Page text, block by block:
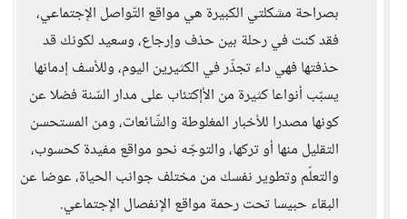
بصراحة مشكلتي الكبيرة هي مواقع التّواصل الإجتماعي،
فقد كنت في رحلة بين حذف وإرجاع، وسعيد لكونك قد
حذفتها فهي داء تجذّر في الكثيرين اليوم، وللأسف إدمانها
يسبّب أنواعا كثيرة من الأإكتئاب على مدار السّنة فضلا عن
كونها مصدرا للأخبار المغلوطة والشّائعات، ومن المستحسن
التقليل منها أو تركها، والتوجّه نحو مواقع مفيدة كحسوب،
والتعلّم وتطوير نفسك من مختلف جوانب الحياة، عوضا عن
البقاء حبيسا تحت رحمة مواقع الإنفصال الإجتماعي.